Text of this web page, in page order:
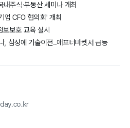
주식·부동산 세미나 개최
업 CFO 협의회' 개최
보호 교육 실시
, 삼성에 기술이전..애프터마켓서 급등